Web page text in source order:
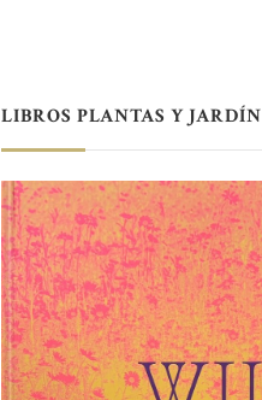
LIBROS PLANTAS Y JARDÍN